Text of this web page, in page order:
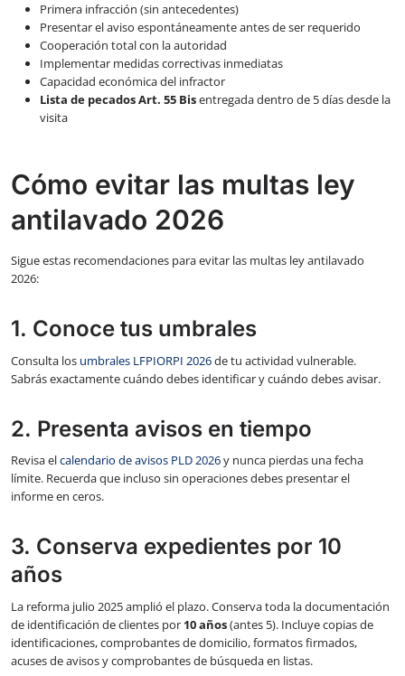
Primera infracción (sin antecedentes)
Presentar el aviso espontáneamente antes de ser requerido
Cooperación total con la autoridad
Implementar medidas correctivas inmediatas
Capacidad económica del infractor
Lista de pecados Art. 55 Bisentregada dentro de 5 días desde la
visita
Cómo evitar las multas ley
antilavado 2026
Sigue estas recomendaciones para evitar las multas ley antilavado
2026:
1. Conoce tus umbrales
Consulta los umbrales LFPIORPI 2026de tu actividad vulnerable.
Sabrás exactamente cuándo debes identificar y cuándo debes avisar.
2. Presenta avisos en tiempo
Revisa elcalendario de avisos PLD 2026y nunca pierdas una fecha
límite. Recuerda que incluso sin operaciones debes presentar el
informe en ceros.
3. Conserva expedientes por 10
años
La reforma julio 2025 amplió el plazo. Conserva toda la documentación
de identificación de clientes por 10 años(antes 5). Incluye copias de
identificaciones, comprobantes de domicilio, formatos firmados,
acuses de avisos y comprobantes de búsqueda en listas.